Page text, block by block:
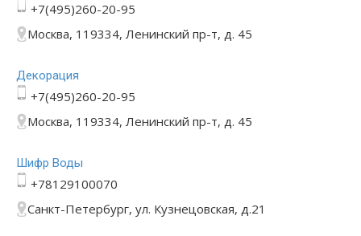
+7(495)260-20-95
Москва, 119334, Ленинский пр-т, д. 45
Декорация
+7(495)260-20-95
Москва, 119334, Ленинский пр-т, д. 45
Шифр Воды
+78129100070
Санкт-Петербург, ул. Кузнецовская, д.21